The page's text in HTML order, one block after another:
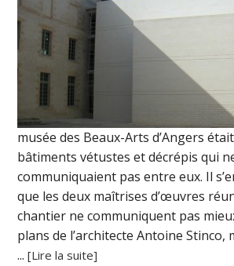
musée des Beaux-Arts d’Angers
bâtiments vétustes et décrépis qui
communiquaient pas entre eux. Il
que les deux maîtrises d’œuvres
chantier ne communiquent pas
plans de l’architecte Antoine
...[Lire la suite]